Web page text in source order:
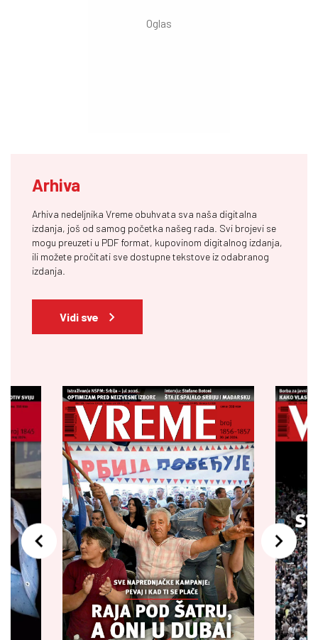
Arhiva
Arhiva nedeljnika Vreme obuhvata sva naša digitalna
izdanja, još od samog početka našeg rada. Svi brojevi se
mogu preuzeti u PDF format, kupovinom digitalnog izdanja,
ili možete pročitati sve dostupne tekstove iz odabranog
izdanja.
Vidi sve